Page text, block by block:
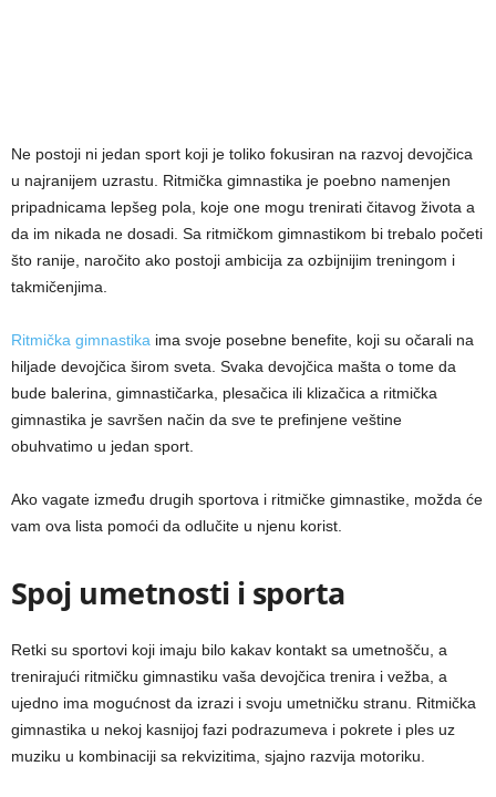
Ne postoji ni jedan sport koji je toliko fokusiran na razvoj devojčica
u najranijem uzrastu. Ritmička gimnastika je poebno namenjen
pripadnicama lepšeg pola, koje one mogu trenirati čitavog života a
da im nikada ne dosadi. Sa ritmičkom gimnastikom bi trebalo početi
što ranije, naročito ako postoji ambicija za ozbijnijim treningom i
takmičenjima.
Ritmička gimnastika ima svoje posebne benefite, koji su očarali na
hiljade devojčica širom sveta. Svaka devojčica mašta o tome da
bude balerina, gimnastičarka, plesačica ili klizačica a ritmička
gimnastika je savršen način da sve te prefinjene veštine
obuhvatimo u jedan sport.
Ako vagate između drugih sportova i ritmičke gimnastike, možda će
vam ova lista pomoći da odlučite u njenu korist.
Spoj umetnosti i sporta
Retki su sportovi koji imaju bilo kakav kontakt sa umetnošču, a
trenirajući ritmičku gimnastiku vaša devojčica trenira i vežba, a
ujedno ima mogućnost da izrazi i svoju umetničku stranu. Ritmička
gimnastika u nekoj kasnijoj fazi podrazumeva i pokrete i ples uz
muziku u kombinaciji sa rekvizitima, sjajno razvija motoriku.